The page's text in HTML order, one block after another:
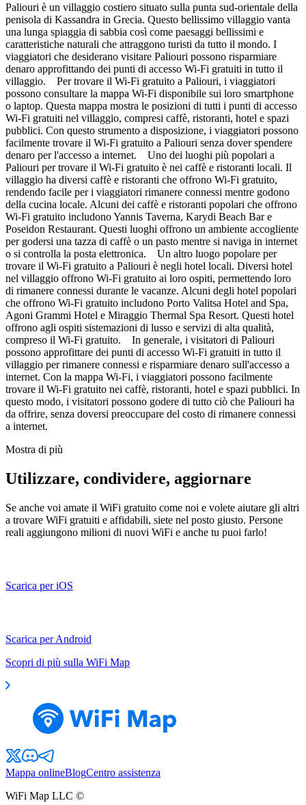
Paliouri è un villaggio costiero situato sulla punta sud-orientale della
penisola di Kassandra in Grecia. Questo bellissimo villaggio vanta
una lunga spiaggia di sabbia così come paesaggi bellissimi e
caratteristiche naturali che attraggono turisti da tutto il mondo. I
viaggiatori che desiderano visitare Paliouri possono risparmiare
denaro approfittando dei punti di accesso Wi-Fi gratuiti in tutto il
villaggio. Per trovare il Wi-Fi gratuito a Paliouri, i viaggiatori
possono consultare la mappa Wi-Fi disponibile sui loro smartphone
o laptop. Questa mappa mostra le posizioni di tutti i punti di accesso
Wi-Fi gratuiti nel villaggio, compresi caffè, ristoranti, hotel e spazi
pubblici. Con questo strumento a disposizione, i viaggiatori possono
facilmente trovare il Wi-Fi gratuito a Paliouri senza dover spendere
denaro per l'accesso a internet. Uno dei luoghi più popolari a
Paliouri per trovare il Wi-Fi gratuito è nei caffè e ristoranti locali. Il
villaggio ha diversi caffè e ristoranti che offrono Wi-Fi gratuito,
rendendo facile per i viaggiatori rimanere connessi mentre godono
della cucina locale. Alcuni dei caffè e ristoranti popolari che offrono
Wi-Fi gratuito includono Yannis Taverna, Karydi Beach Bar e
Poseidon Restaurant. Questi luoghi offrono un ambiente accogliente
per godersi una tazza di caffè o un pasto mentre si naviga in internet
o si controlla la posta elettronica. Un altro luogo popolare per
trovare il Wi-Fi gratuito a Paliouri è negli hotel locali. Diversi hotel
nel villaggio offrono Wi-Fi gratuito ai loro ospiti, permettendo loro
di rimanere connessi durante le vacanze. Alcuni degli hotel popolari
che offrono Wi-Fi gratuito includono Porto Valitsa Hotel and Spa,
Agoni Grammi Hotel e Miraggio Thermal Spa Resort. Questi hotel
offrono agli ospiti sistemazioni di lusso e servizi di alta qualità,
compreso il Wi-Fi gratuito. In generale, i visitatori di Paliouri
possono approfittare dei punti di accesso Wi-Fi gratuiti in tutto il
villaggio per rimanere connessi e risparmiare denaro sull'accesso a
internet. Con la mappa Wi-Fi, i viaggiatori possono facilmente
trovare il Wi-Fi gratuito nei caffè, ristoranti, hotel e spazi pubblici. In
questo modo, i visitatori possono godere di tutto ciò che Paliouri ha
da offrire, senza doversi preoccupare del costo di rimanere connessi
a internet.
Mostra di più
Utilizzare, condividere, aggiornare
Se anche voi amate il WiFi gratuito come noi e volete aiutare gli altri
a trovare WiFi gratuiti e affidabili, siete nel posto giusto. Persone
reali aggiungono milioni di nuovi WiFi e anche tu puoi farlo!
Scarica per iOS
Scarica per Android
Scopri di più sulla WiFi Map
Mappa onlineBlogCentro assistenza
WiFi Map LLC ©